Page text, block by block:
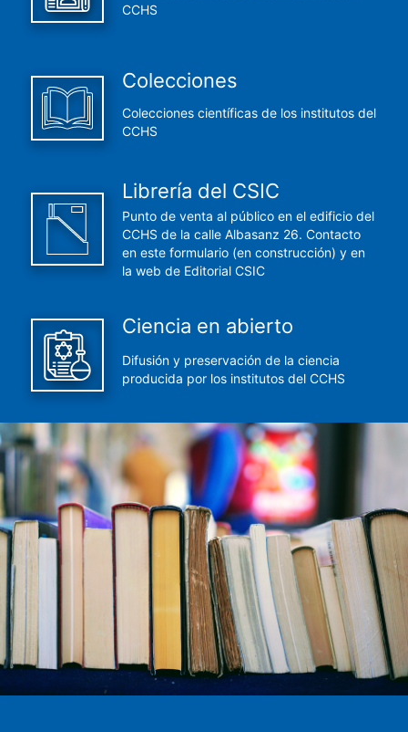
CCHS
Colecciones
Colecciones científicas de los institutos del
CCHS
Librería del CSIC
Punto de venta al público en el edificio del
CCHS de la calle Albasanz 26. Contacto
en este formulario (en construcción) y en
la web de Editorial CSIC
Ciencia en abierto
Difusión y preservación de la ciencia
producida por los institutos del CCHS